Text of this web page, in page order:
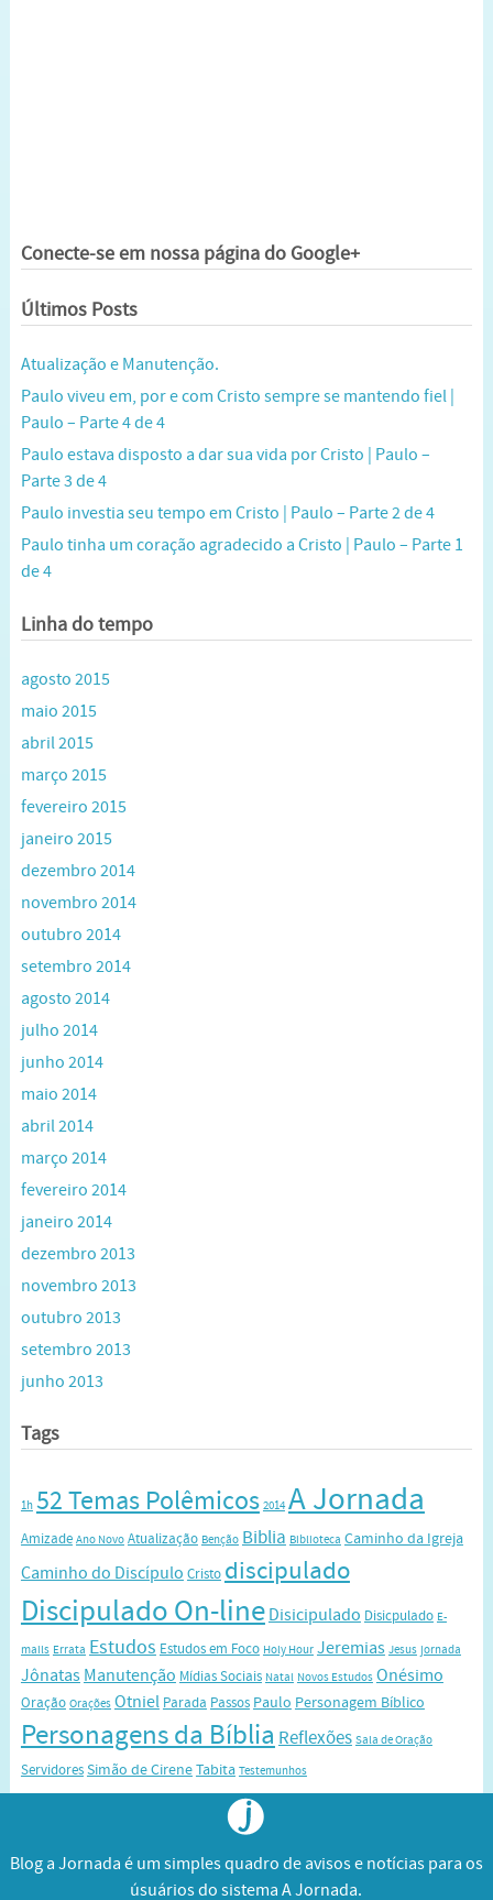
Conecte-se em nossa página do Google+
Últimos Posts
Atualização e Manutenção.
Paulo viveu em, por e com Cristo sempre se mantendo fiel |
Paulo – Parte 4 de 4
Paulo estava disposto a dar sua vida por Cristo | Paulo –
Parte 3 de 4
Paulo investia seu tempo em Cristo | Paulo – Parte 2 de 4
Paulo tinha um coração agradecido a Cristo | Paulo – Parte 1
de 4
Linha do tempo
agosto 2015
maio 2015
abril 2015
março 2015
fevereiro 2015
janeiro 2015
dezembro 2014
novembro 2014
outubro 2014
setembro 2014
agosto 2014
julho 2014
junho 2014
maio 2014
abril 2014
março 2014
fevereiro 2014
janeiro 2014
dezembro 2013
novembro 2013
outubro 2013
setembro 2013
junho 2013
Tags
1h 52 Temas Polêmicos 2014 A Jornada
Amizade Ano Novo Atualização Benção Biblia Biblioteca Caminho da Igreja
Caminho do Discípulo Cristo discipulado
Discipulado On-line Disicipulado Disicpulado E-
mails Errata Estudos Estudos em Foco Holy Hour Jeremias Jesus jornada
Jônatas Manutenção Mídias Sociais Natal Novos Estudos Onésimo
Oração Orações Otniel Parada Passos Paulo Personagem Bíblico
Personagens da Bíblia Reflexões Sala de Oração
Servidores Simão de CireneTabita Testemunhos
Blog a Jornada é um simples quadro de avisos e notícias para os
úsuários do sistema A Jornada.